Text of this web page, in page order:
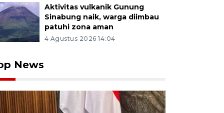
Aktivitas vulkanik Gunung
Sinabung naik, warga diimbau
patuhi zona aman
4 Agustus 2026 14:04
News